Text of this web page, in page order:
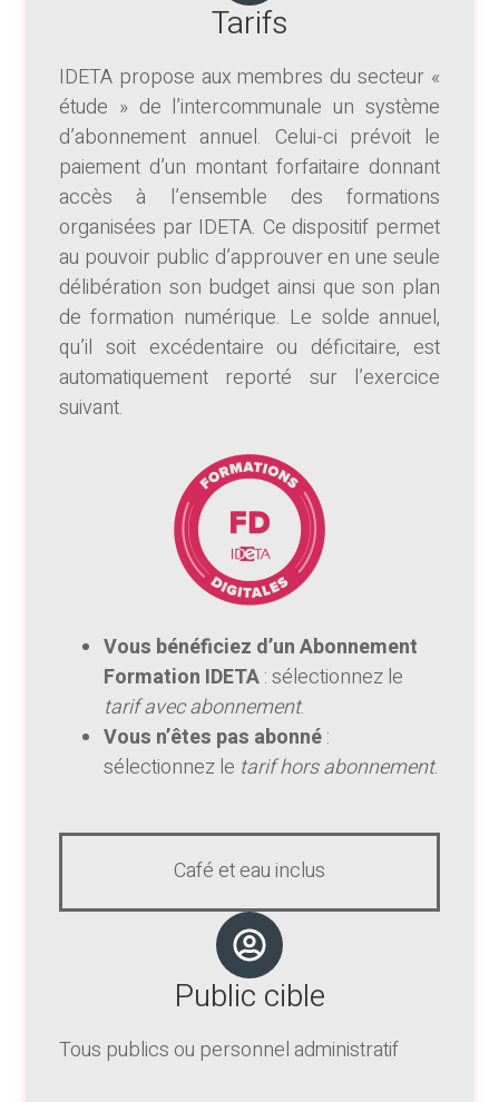
Tarifs
IDETA propose aux membres du secteur «
étude » de l’intercommunale un système
d’abonnement annuel. Celui-ci prévoit le
paiement d’un montant forfaitaire donnant
accès à l’ensemble des formations
organisées par IDETA. Ce dispositif permet
au pouvoir public d’approuver en une seule
délibération son budget ainsi que son plan
de formation numérique. Le solde annuel,
qu’il soit excédentaire ou déficitaire, est
automatiquement reporté sur l’exercice
suivant.
Vous bénéficiez d’un Abonnement
Formation IDETA: sélectionnez le
tarif avec abonnement.
Vous n’êtes pas abonné:
sélectionnez le tarif hors abonnement.
Café et eau inclus
Public cible
Tous publics ou personnel administratif